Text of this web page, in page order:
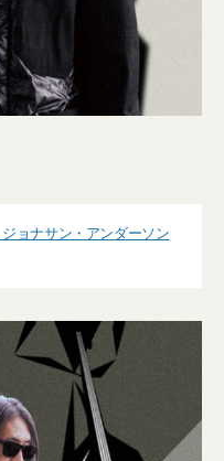
ョナサン・アンダーソン